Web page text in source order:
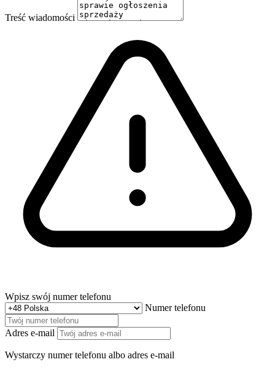
Treść wiadomości
Wpisz swój numer telefonu
Numer telefonu
Adres e-mail
Wystarczy numer telefonu albo adres e-mail